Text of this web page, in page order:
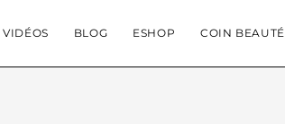
VIDÉOS BLOG ESHOP COIN BEAUTÉ